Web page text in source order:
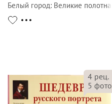
Белый город: Великие полотна
4 рец.
5 фото